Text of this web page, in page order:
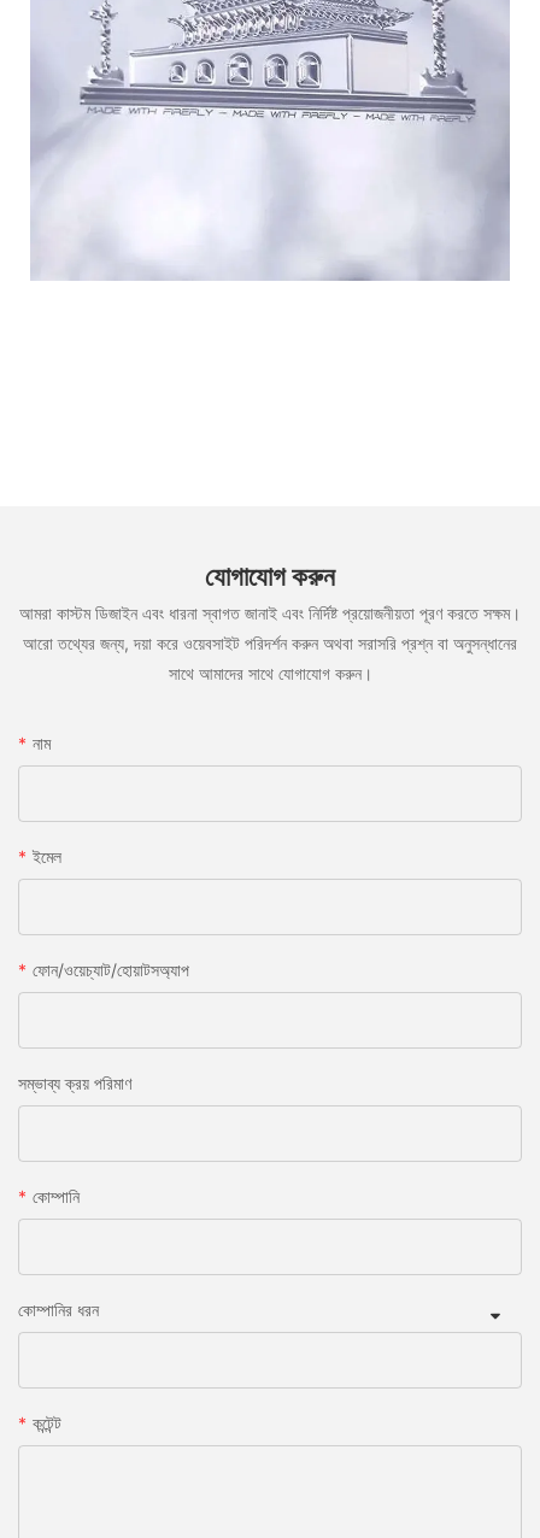
যোগাযোগ করুন
আমরা কাস্টম ডিজাইন এবং ধারনা স্বাগত জানাই এবং নির্দিষ্ট প্রয়োজনীয়তা পূরণ করতে সক্ষম।
আরো তথ্যের জন্য, দয়া করে ওয়েবসাইট পরিদর্শন করুন অথবা সরাসরি প্রশ্ন বা অনুসন্ধানের
সাথে আমাদের সাথে যোগাযোগ করুন।
নাম
ইমেল
ফোন/ওয়েচ্যাট/হোয়াটসঅ্যাপ
সম্ভাব্য ক্রয় পরিমাণ
কোম্পানি
কোম্পানির ধরন
কন্টেন্ট